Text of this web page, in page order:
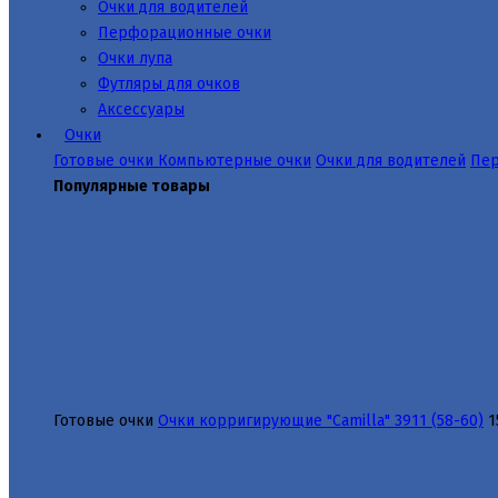
Очки для водителей
Перфорационные очки
Очки лупа
Футляры для очков
Аксессуары
Очки
Готовые очки Компьютерные очки Очки для водителей
Популярные товары
Готовые очки Очки корригирующие "Camilla" 3911 (58-60)